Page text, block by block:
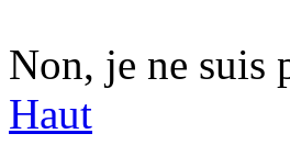
Non, je ne suis
Haut